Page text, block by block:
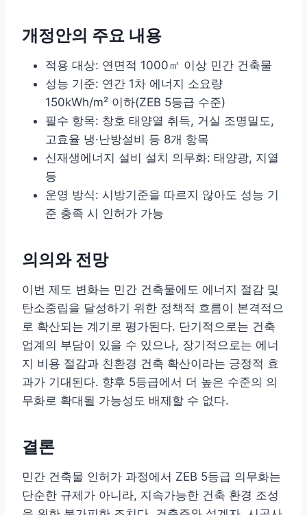
개정안의 주요 내용
적용 대상: 연면적 1000㎡ 이상 민간 건축물
성능 기준: 연간 1차 에너지 소요량
150kWh/m² 이하(ZEB 5등급 수준)
필수 항목: 창호 태양열 취득, 거실 조명밀도,
고효율 냉·난방설비 등 8개 항목
신재생에너지 설비 설치 의무화: 태양광, 지열
등
운영 방식: 시방기준을 따르지 않아도 성능 기
준 충족 시 인허가 가능
의의와 전망
이번 제도 변화는 민간 건축물에도 에너지 절감 및
탄소중립을 달성하기 위한 정책적 흐름이 본격적으
로 확산되는 계기로 평가된다. 단기적으로는 건축
업계의 부담이 있을 수 있으나, 장기적으로는 에너
지 비용 절감과 친환경 건축 확산이라는 긍정적 효
과가 기대된다. 향후 5등급에서 더 높은 수준의 의
무화로 확대될 가능성도 배제할 수 없다.
결론
민간 건축물 인허가 과정에서 ZEB 5등급 의무화는
단순한 규제가 아니라, 지속가능한 건축 환경 조성